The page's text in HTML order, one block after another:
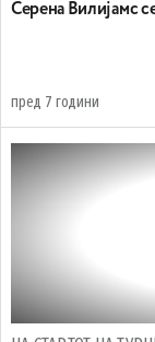
Серена Вилијамс
пред 7 години